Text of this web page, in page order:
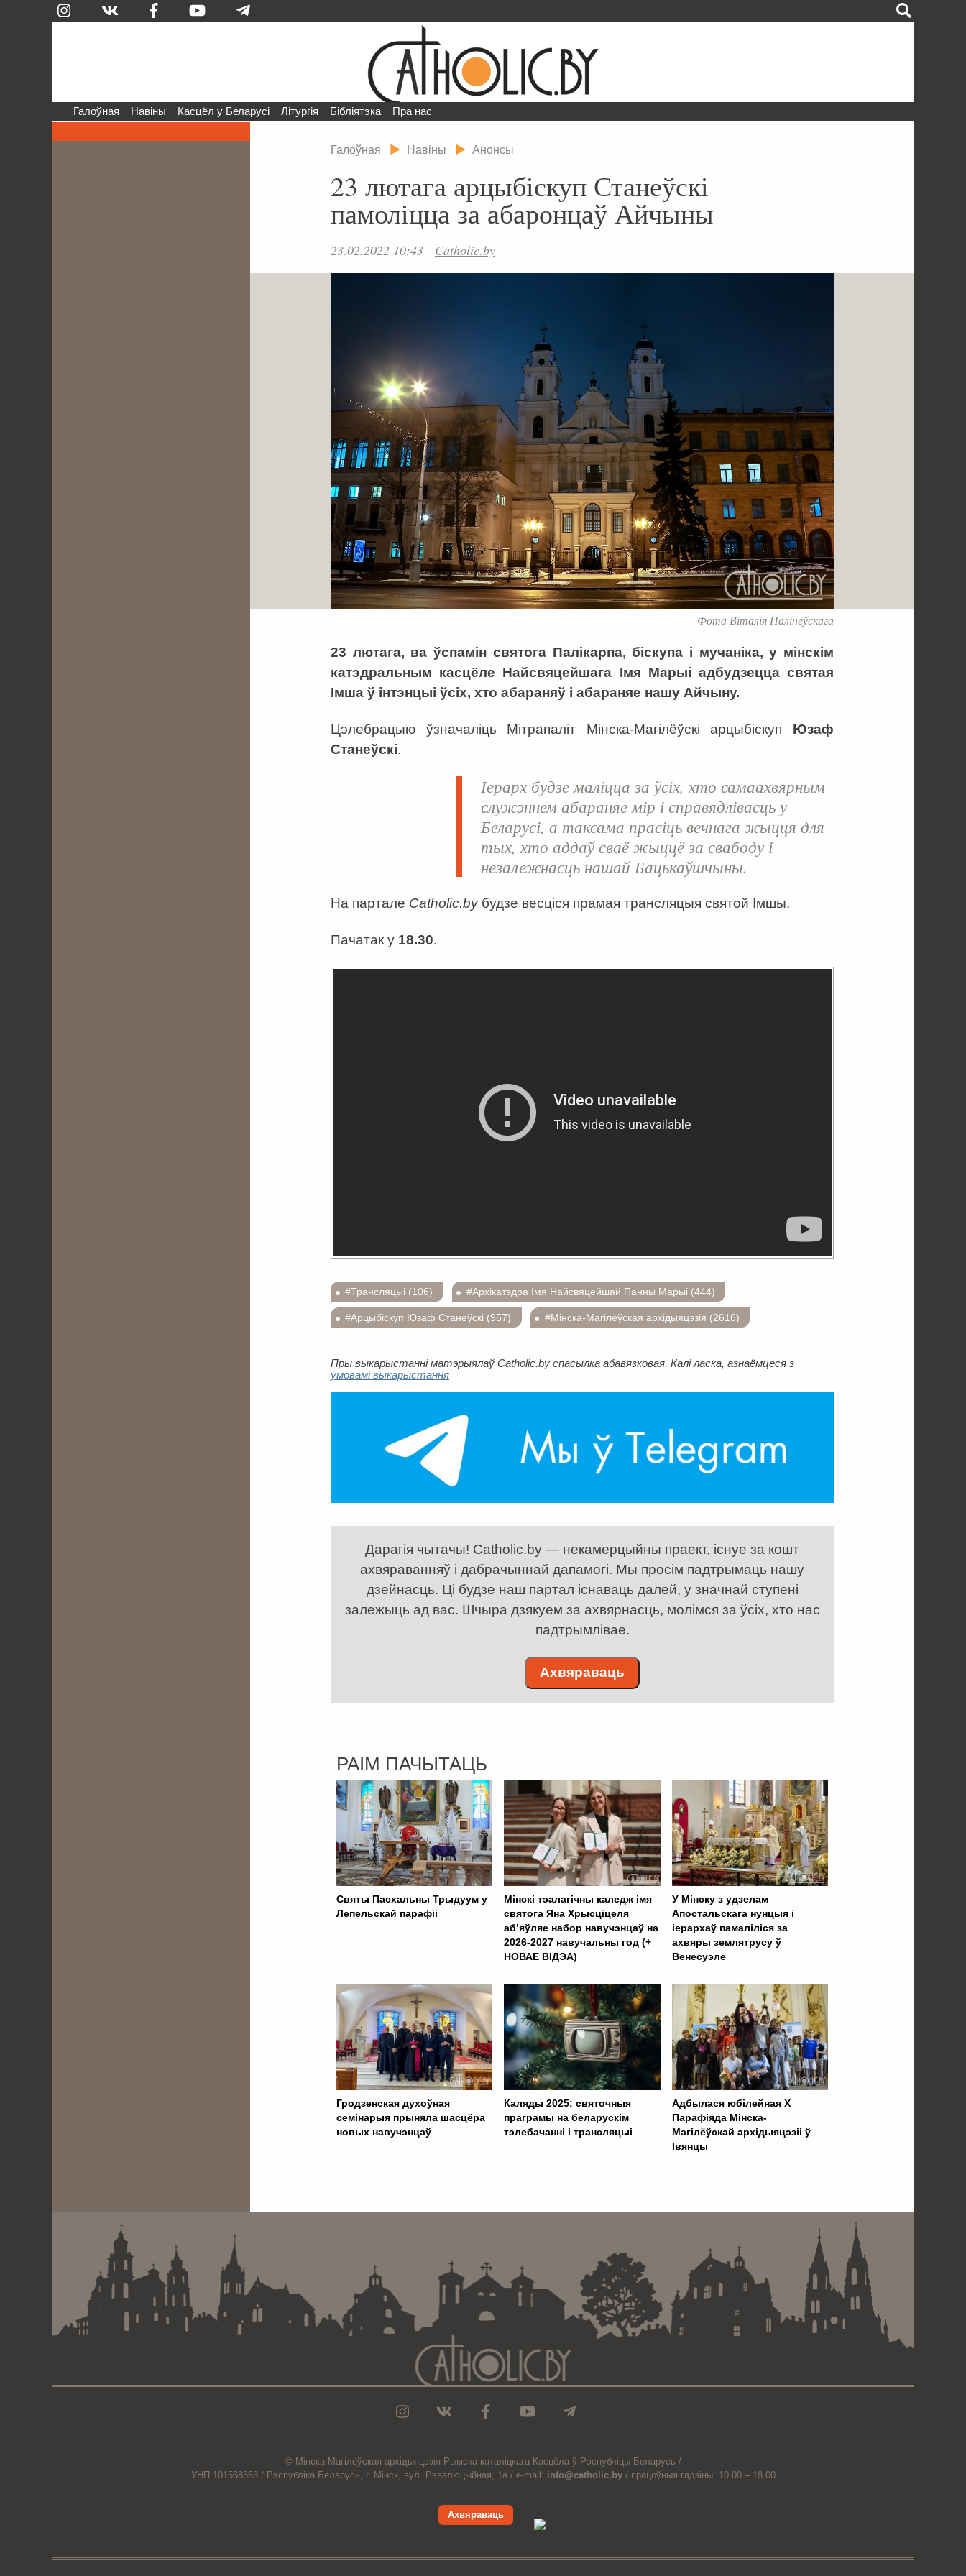
Галоўная Навіны Касцёл у Беларусі Літургія Бібліятэка Пра нас
Галоўная Навіны Анонсы
23 лютага арцыбіскуп Станеўскі
памоліцца за абаронцаў Айчыны
23.02.2022 10:43 Catholic.by
Фота Віталія Палінеўскага
23 лютага, ва ўспамін святога Палікарпа, біскупа і мучаніка, у мінскім
катэдральным касцёле Найсвяцейшага Імя Марыі адбудзецца святая
Імша ў інтэнцыі ўсіх, хто абараняў і абараняе нашу Айчыну.
Цэлебрацыю ўзначаліць Мітрапаліт Мінска-Магілёўскі арцыбіскуп Юзаф
Станеўскі.
Іерарх будзе маліцца за ўсіх, хто самаахвярным
служэннем абараняе мір і справядлівасць у
Беларусі, а таксама прасіць вечнага жыцця для
тых, хто аддаў сваё жыццё за свабоду і
незалежнасць нашай Бацькаўшчыны.
На партале Catholic.byбудзе весціся прамая трансляцыя святой Імшы.
Пачатак у 18.30.
#Трансляцыі (106) #Архікатэдра Імя Найсвяцейшай Панны Марыі (444)
#Арцыбіскуп Юзаф Станеўскі (957) #Мінска-Магілёўская архідыяцэзія (2616)
Пры выкарыстанні матэрыялаў Catholic.by спасылка абавязковая. Калі ласка, азнаёмцеся з
умовамі выкарыстання
Дарагія чытачы! Catholic.by — некамерцыйны праект, існуе за кошт
ахвяраванняў і дабрачыннай дапамогі. Мы просім падтрымаць нашу
дзейнасць. Ці будзе наш партал існаваць далей, у значнай ступені
залежыць ад вас. Шчыра дзякуем за ахвярнасць, молімся за ўсіх, хто нас
падтрымлівае.
Ахвяраваць
РАІМ ПАЧЫТАЦЬ
Святы Пасхальны Трыдуум у
Лепельскай парафіі
Мінскі тэалагічны каледж імя
святога Яна Хрысціцеля
аб’яўляе набор навучэнцаў на
2026-2027 навучальны год (+
НОВАЕ ВІДЭА)
У Мінску з удзелам
Апостальскага нунцыя і
іерархаў памаліліся за
ахвяры землятрусу ў
Венесуэле
Гродзенская духоўная
семінарыя прыняла шасцёра
новых навучэнцаў
Каляды 2025: святочныя
праграмы на беларускім
тэлебачанні і трансляцыі
Адбылася юбілейная Х
Парафіяда Мінска-
Магілёўскай архідыяцэзіі ў
Івянцы
© Мiнска-Магiлёўская архiдыяцэзiя Рымска-каталіцкагаКасцёла ў Рэспубліцы Беларусь /
УНП 101568363 / Рэспубліка Беларусь, г. Мінск, вул. Рэвалюцыйная, 1а / e-mail: info@catholic.by/ працоўныя гадзіны: 10.00 – 18.00
Ахвяраваць